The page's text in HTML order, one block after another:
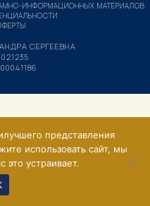
СЕРГЕЕВНА
ИНФОРМАЦИОННЫХ МАТЕРИАЛОВ
представления
использовать сайт, мы
это устраивает.